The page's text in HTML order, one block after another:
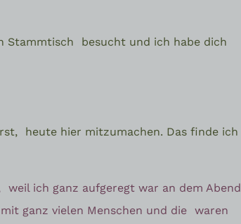
Stammtisch
besucht und ich habe dich
heute hier mitzumachen. Das finde ich
weil ich ganz aufgeregt war an dem Abend
ganz vielen Menschen und die waren